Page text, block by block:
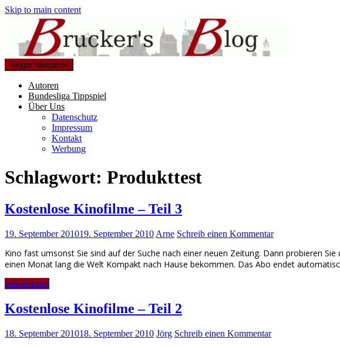
Skip to main content
Toggle navigation
Autoren
Bundesliga Tippspiel
Über Uns
Datenschutz
Impressum
Kontakt
Werbung
Schlagwort: Produkttest
Kostenlose Kinofilme – Teil 3
19. September 201019. September 2010 Arne Schreib einen Kommentar
Kino fast umsonst Sie sind auf der Suche nach einer neuen Zeitung. Dann probieren
einen Monat lang die Welt Kompakt nach Hause bekommen. Das Abo endet
Weiterlesen
Kostenlose Kinofilme – Teil 2
18. September 201018. September 2010 Jörg Schreib einen Kommentar